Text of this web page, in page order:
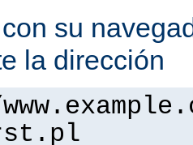
su
la dirección